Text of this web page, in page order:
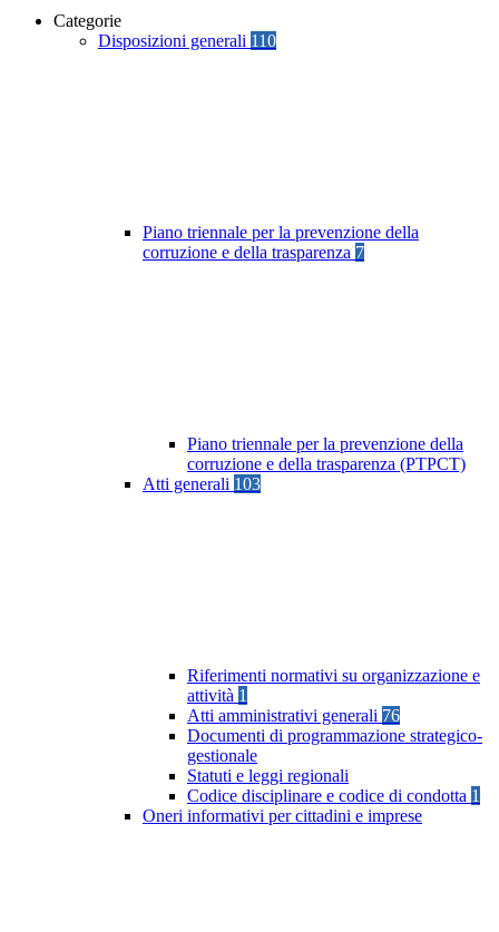
Categorie
Disposizioni generali 110
Piano triennale per la prevenzione della
corruzione e della trasparenza 7
Piano triennale per la prevenzione della
corruzione e della trasparenza (PTPCT)
Atti generali 103
Riferimenti normativi su organizzazione e
attività 1
Atti amministrativi generali 76
Documenti di programmazione strategico-
gestionale
Statuti e leggi regionali
Codice disciplinare e codice di condotta 1
Oneri informativi per cittadini e imprese